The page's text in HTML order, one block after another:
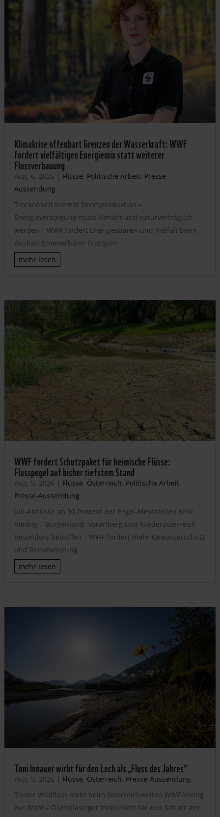
Klimakrise offenbart Grenzen der Wasserkraft: WWF
fordert vielfältigen Energiemix statt weiterer
Flussverbauung
Aug. 6, 2026 | Flüsse, Politische Arbeit, Presse-
Aussendung
Trockenheit bremst Stromproduktion –
Energieversorgung muss klimafit und naturverträglich
werden – WWF fordert Energiesparen und Vielfalt beim
Ausbau Erneuerbarer Energien
mehr lesen
WWF fordert Schutzpaket für heimische Flüsse:
Flusspegel auf bisher tiefstem Stand
Aug. 5, 2026 | Flüsse, Österreich, Politische Arbeit,
Presse-Aussendung
Juli-Abflüsse an 90 Prozent der Pegel-Messstellen sehr
niedrig – Burgenland, Vorarlberg und Niederösterreich
besonders betroffen – WWF fordert mehr Gewässerschutz
und Renaturierung
mehr lesen
Toni Innauer wirbt für den Lech als „Fluss des Jahres“
Aug. 5, 2026 | Flüsse, Österreich, Presse-Aussendung
Tiroler Wildfluss steht beim österreichweiten WWF-Voting
zur Wahl – Olympiasieger mobilisiert für den Schutz der